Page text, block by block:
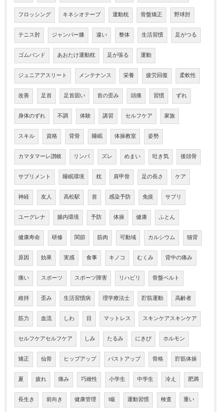
フロッシング キネシオテープ 運動枕 骨盤矯正 野球肘
テニス肘 ジャンパー膝 違い 整体 生活習慣 足がつる
ゴムバンド あおたけ運動枕 足が張る 運動
ジュニアアスリート メンテナンス 栄養 疲労回復 柔軟性
改善 足首 足首固い 首の歪み 頭痛 習慣 ずれ
身体のずれ 不調 体験 講習 セルフケア 家族
スキル 資格 背骨 睡眠 体操教室 姿勢
カマタマーレ讃岐 リンパ ズレ めまい 吐き気 後頭骨
サプリメント 睡眠環境 枕 肩甲骨 足の長さ ケア
神経 友人 高松駅 首 感染予防 免疫 サプリ
ユーグレナ 腸内環境 予防 体操 健康 ふとん
健康寿命 研修 関節 筋肉 可動域 カルシウム 猫背
原因 効果 実感 食事 キノコ むくみ 背中の痛み
痛い スポーツ スポーツ障害 リハビリ 骨盤ベルト
維持 歪み 生活習慣病 理学療法士 貯筋運動 高齢者
筋力 血流 しわ 目 マットレス スキンケアスキンケア
セルフケアセルフケア しみ たるみ にきび ホルモン
矯正 仙骨 ヒップアップ バストアップ 骨格 貯筋体操
夏 疲れ 痛み 巧緻性 小学生 中学生 冷え 肥満
長生き 前向き 健康管理 1級 運動習慣 検査 重い